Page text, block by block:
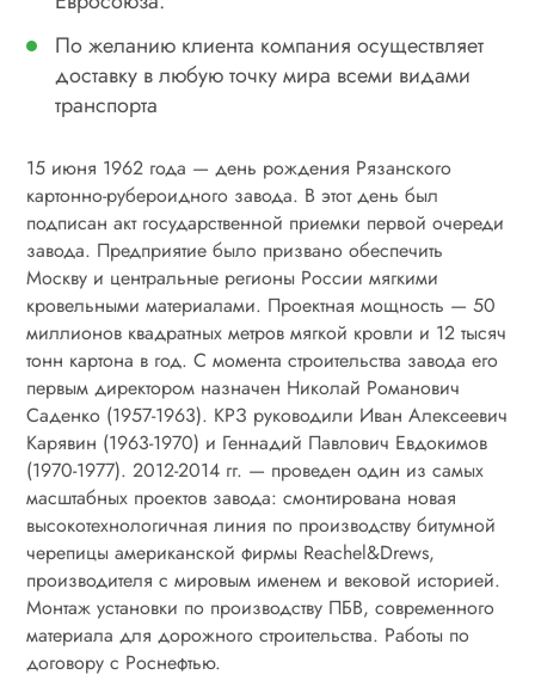
По желанию клиента компания осуществляет
доставку в любую точку мира всеми видами
транспорта
15 июня 1962 года — день рождения Рязанского
картонно-рубероидного завода. В этот день был
подписан акт государственной приемки первой очереди
завода. Предприятие было призвано обеспечить
Москву и центральные регионы России мягкими
кровельными материалами. Проектная мощность — 50
миллионов квадратных метров мягкой кровли и 12 тысяч
тонн картона в год. С момента строительства завода его
первым директором назначен Николай Романович
Саденко (1957-1963). КРЗ руководили Иван Алексеевич
Карявин (1963-1970) и Геннадий Павлович Евдокимов
(1970-1977). 2012-2014 гг. — проведен один из самых
масштабных проектов завода: смонтирована новая
высокотехнологичная линия по производству битумной
черепицы американской фирмы Reachel&Drews,
производителя с мировым именем и вековой историей.
Монтаж установки по производству ПБВ, современного
материала для дорожного строительства. Работы по
договору с Роснефтью.